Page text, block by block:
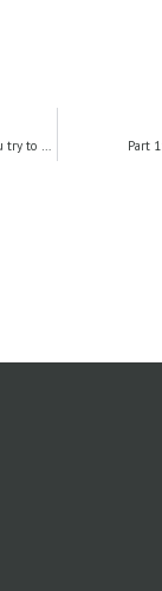
Part